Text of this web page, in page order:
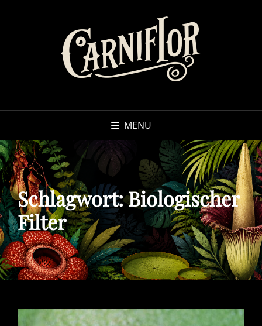
MENU
Schlagwort:Biologischer
Filter